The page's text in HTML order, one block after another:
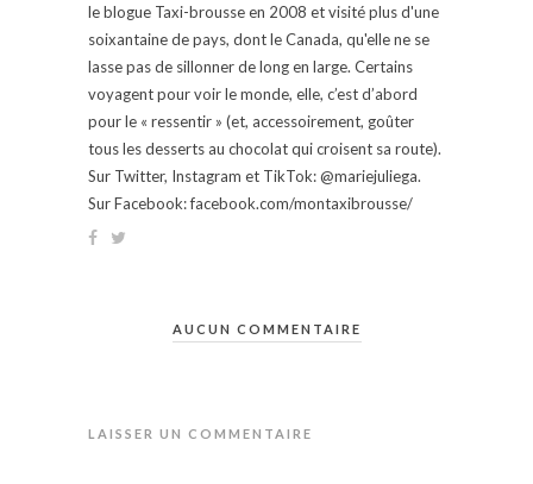
le blogue Taxi-brousse en 2008 et visité plus d'une
soixantaine de pays, dont le Canada, qu'elle ne se
lasse pas de sillonner de long en large. Certains
voyagent pour voir le monde, elle, c’est d’abord
pour le « ressentir » (et, accessoirement, goûter
tous les desserts au chocolat qui croisent sa route).
Sur Twitter, Instagram et TikTok: @mariejuliega.
Sur Facebook: facebook.com/montaxibrousse/
AUCUN COMMENTAIRE
LAISSER UN COMMENTAIRE